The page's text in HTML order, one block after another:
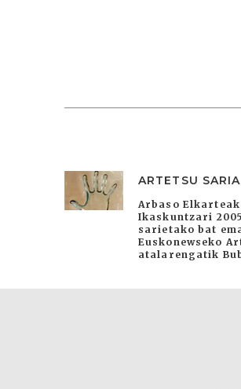
ARTETSU
Arbaso Elkarteak
Ikaskuntzari
sarietako bat
Euskonewseko
atalarengatik